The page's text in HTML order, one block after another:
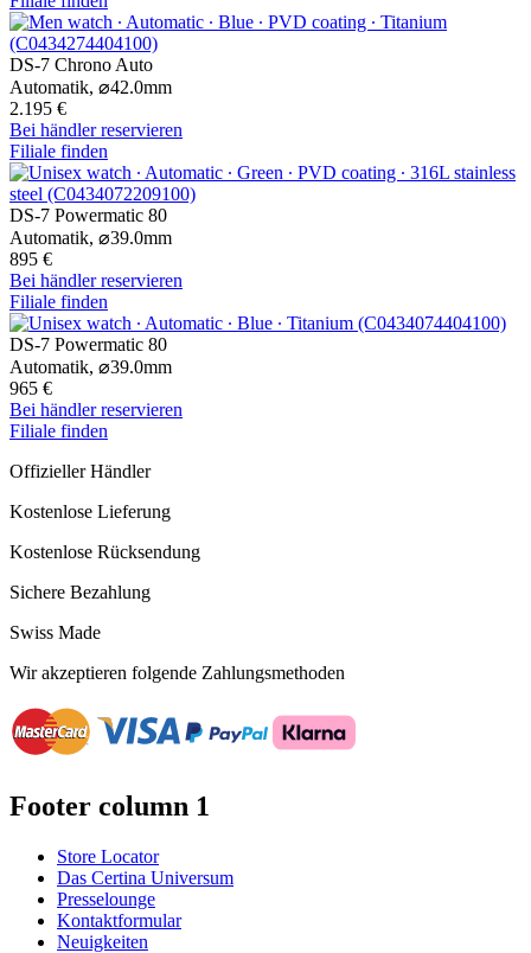
DS-7 Chrono Auto
Automatik, ⌀42.0mm
2.195 €
Bei händler reservieren
Filiale finden
DS-7 Powermatic 80
Automatik, ⌀39.0mm
895 €
Bei händler reservieren
Filiale finden
DS-7 Powermatic 80
Automatik, ⌀39.0mm
965 €
Bei händler reservieren
Filiale finden
Offizieller Händler
Kostenlose Lieferung
Kostenlose Rücksendung
Sichere Bezahlung
Swiss Made
Wir akzeptieren folgende Zahlungsmethoden
Footer column 1
Store Locator
Das Certina Universum
Presselounge
Kontaktformular
Neuigkeiten